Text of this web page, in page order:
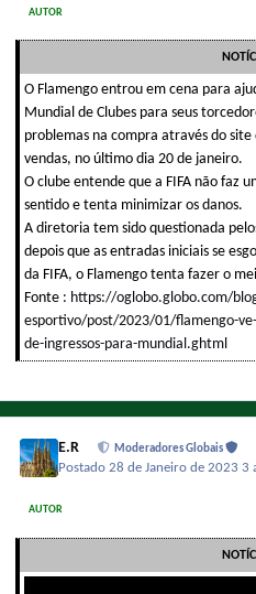
AUTOR
O Flamengo entrou em cena para
Mundial de Clubes para seus
problemas na compra através do site
vendas, no último dia 20 de janeiro.
O clube entende que a FIFA não faz
sentido e tenta minimizar os danos.
A diretoria tem sido questionada
depois que as entradas iniciais se
da FIFA, o Flamengo tenta fazer o
Fonte : https://oglobo.globo.com/
esportivo/post/2023/01/flamengo-
de-ingressos-para-mundial.ghtml
E.R Moderadores Globais
Postado28 de Janeiro de 2023 3
AUTOR